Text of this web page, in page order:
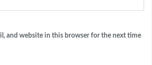
and website in this browser for the next time